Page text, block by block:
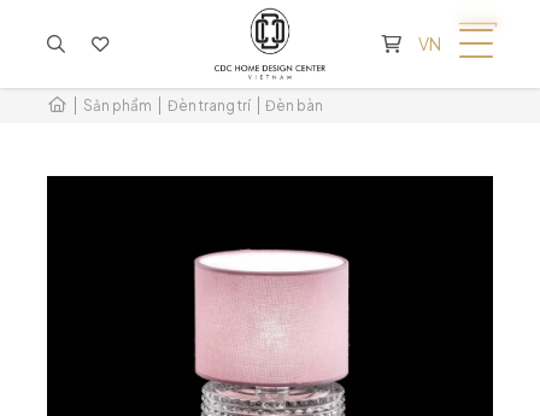
KHÔNG CÓ SẢN PHẨM TRONG GIỎ HÀNG
VN
Sản phẩm Đèn trang trí Đèn bàn